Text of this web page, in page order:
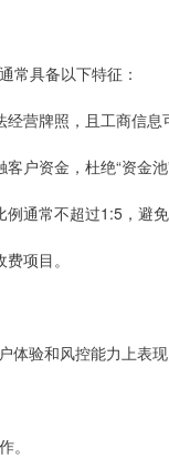
常具备以下特征：
营牌照，且工商信息
户资金，杜绝“资金池
通常不超过1:5，避免
项目。
验和风控能力上表现
。